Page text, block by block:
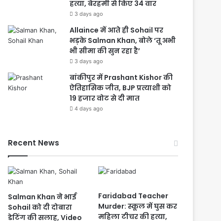
हत्या, बेरहमी से किए 34 वार
3 days ago
Allaince में आते ही Sohail पर
भड़के Salman Khan, बोले ‘तू अभी
भी सीमा की सुन रहा है’
3 days ago
बांकीपुर में Prashant Kishor की
ऐतिहासिक जीत, BJP प्रत्याशी को
19 हजार वोट से दी मात
4 days ago
Recent News
Salman Khan ने भाई
Sohail को दी दोबारा
डेटिंग की सलाह, Video
Faridabad Teacher
Murder: स्कूल में घुस कर
महिला टीचर की हत्या,